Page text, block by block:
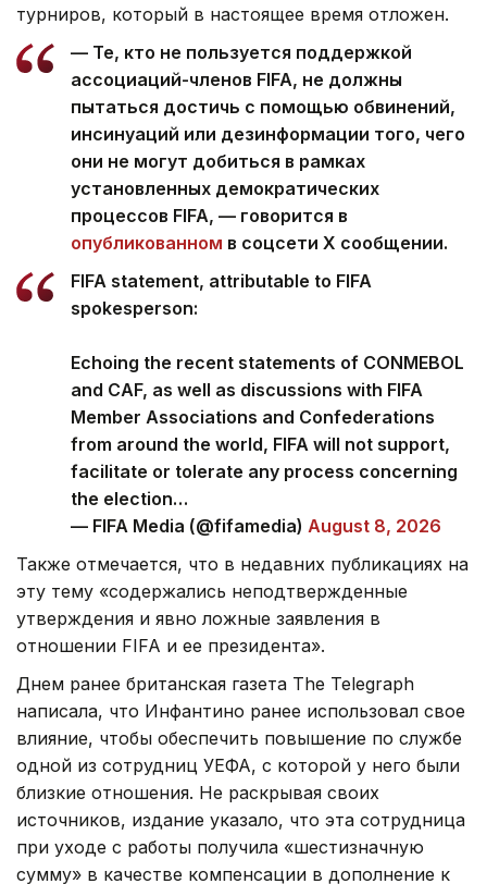
турниров, который в настоящее время отложен.
— Те, кто не пользуется поддержкой
ассоциаций-членов FIFA, не должны
пытаться достичь с помощью обвинений,
инсинуаций или дезинформации того, чего
они не могут добиться в рамках
установленных демократических
процессов FIFA, — говорится в
опубликованном в соцсети Х сообщении.
FIFA statement, attributable to FIFA
spokesperson:
Echoing the recent statements of CONMEBOL
and CAF, as well as discussions with FIFA
Member Associations and Confederations
from around the world, FIFA will not support,
facilitate or tolerate any process concerning
the election…
— FIFA Media (@fifamedia) August 8, 2026
Также отмечается, что в недавних публикациях на
эту тему «содержались неподтвержденные
утверждения и явно ложные заявления в
отношении FIFA и ее президента».
Днем ранее британская газета The Telegraph
написала, что Инфантино ранее использовал свое
влияние, чтобы обеспечить повышение по службе
одной из сотрудниц УЕФА, с которой у него были
близкие отношения. Не раскрывая своих
источников, издание указало, что эта сотрудница
при уходе с работы получила «шестизначную
сумму» в качестве компенсации в дополнение к